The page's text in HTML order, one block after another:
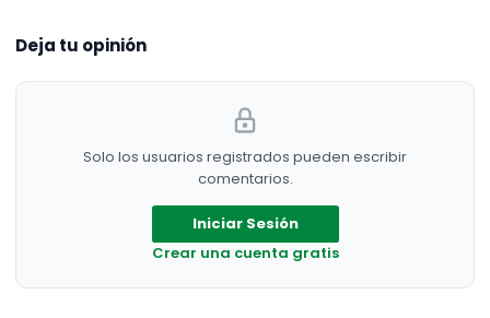
Deja tu opinión
Solo los usuarios registrados pueden escribir
comentarios.
Iniciar Sesión
Crear una cuenta gratis